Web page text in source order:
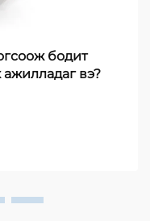
бодит
вэ?